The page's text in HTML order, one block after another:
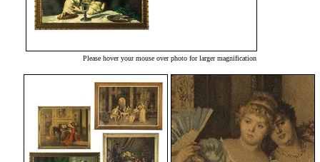
Please hover your mouse over photo for larger magnification